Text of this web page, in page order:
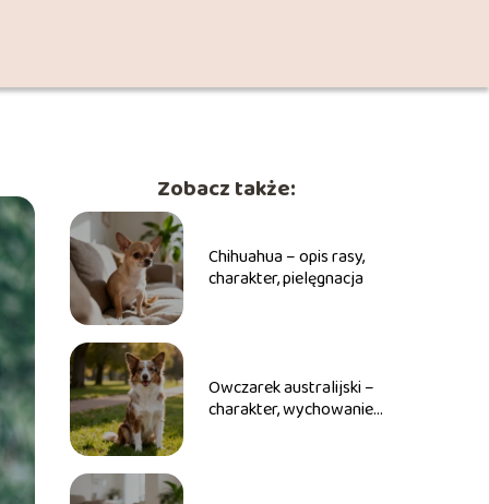
Zobacz także:
Chihuahua – opis rasy,
charakter, pielęgnacja
Owczarek australijski –
charakter, wychowanie,